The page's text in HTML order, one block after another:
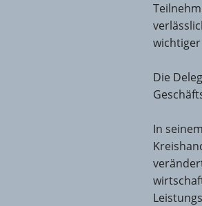
Die
In